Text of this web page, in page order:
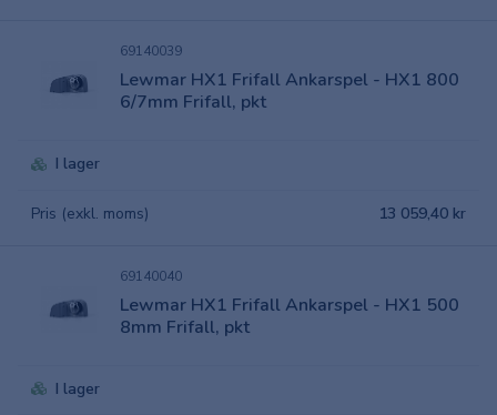
69140039
Lewmar HX1 Frifall Ankarspel - HX1 800
6/7mm Frifall, pkt
I lager
Pris (exkl. moms) 13 059,40 kr
69140040
Lewmar HX1 Frifall Ankarspel - HX1 500
8mm Frifall, pkt
I lager